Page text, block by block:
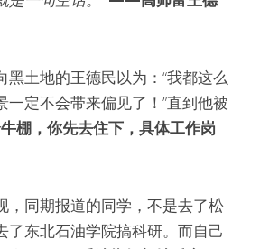
黑土地的王德民以为：“我都这么
一定不会带来偏见了！”直到他被
棚，你先去住下，具体工作岗
，同期报道的同学，不是去了松
了东北石油学院搞科研。而自己